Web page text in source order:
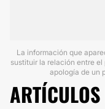
La información que
sustituir la relación entre
apología de un